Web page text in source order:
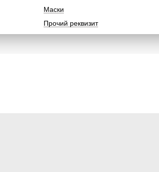
Маски
Прочий реквизит